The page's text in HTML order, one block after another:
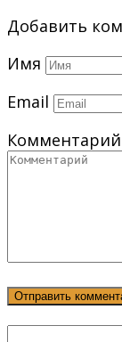
Добавить
Имя
Email
Комментарий